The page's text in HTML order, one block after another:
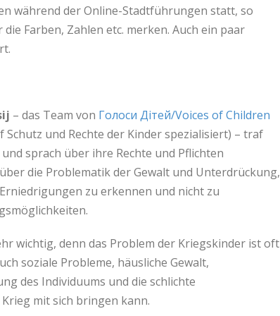
während der Online-Stadtführungen statt, so
Farben, Zahlen etc. merken. Auch ein paar
– das Team von Голоси Дітей/Voices of Children
Schutz und Rechte der Kinder spezialisiert) – traf
sprach über ihre Rechte und Pflichten
die Problematik der Gewalt und Unterdrückung,
zu erkennen und nicht zu
wichtig, denn das Problem der Kriegskinder ist oft
soziale Probleme, häusliche Gewalt,
des Individuums und die schlichte
mit sich bringen kann.